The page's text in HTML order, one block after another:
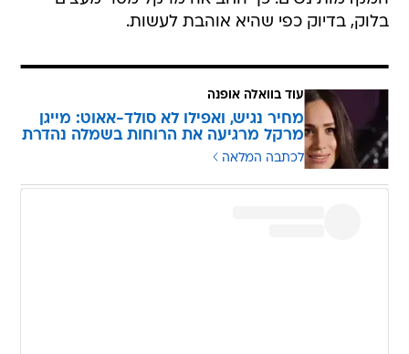
בלוק, בדיוק כפי שהיא אוהבת לעשות.
עוד בוואלה אופנה
מחיר נגיש, ואפילו לא סולד-אאוט: מייגן
מרקל מרגיעה את הרוחות בשמלה נהדרת
לכתבה המלאה